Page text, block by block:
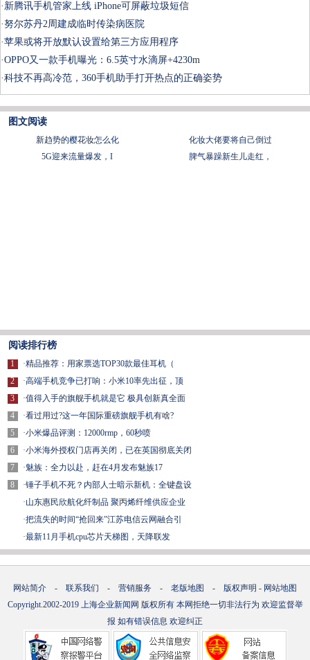
· 新腾讯手机管家上线 iPhone可屏蔽垃圾短信
·努尔苏丹2周建成临时传染病医院
·苹果或将开放默认设置给第三方应用程序
·OPPO又一款手机曝光：6.5英寸水滴屏+4230m
·科技不再高冷范，360手机助手打开热点的正确姿势
图文阅读
新趋势的樱花妆怎么化
化妆大佬要将自己倒过
5G迎来流量爆发，I
脾气暴躁新生儿走红，
阅读排行榜
1
2
3
4
5
6
7
8
·精品推荐：用家票选TOP30款最佳耳机（
·高端手机竞争已打响：小米10率先出征，顶
·值得入手的旗舰手机就是它 极具创新真全面
·看过用过?这一年国际重磅旗舰手机有啥?
·小米爆品评测：12000rmp，60秒喷
·小米海外授权门店再关闭，已在英国彻底关闭
·魅族：全力以赴，赶在4月发布魅族17
·锤子手机不死？内部人士暗示新机：全键盘设
·山东惠民欣航化纤制品 聚丙烯纤维供应企业
·把流失的时间“抢回来”江苏电信云网融合引
·最新11月手机cpu芯片天梯图，天降联发
网站简介 - 联系我们 - 营销服务 - 老版地图 - 版权声明 - 网站地图
Copyright.2002-2019 上海企业新闻网 版权所有 本网拒绝一切非法行为 欢迎监督举
报 如有错误信息 欢迎纠正